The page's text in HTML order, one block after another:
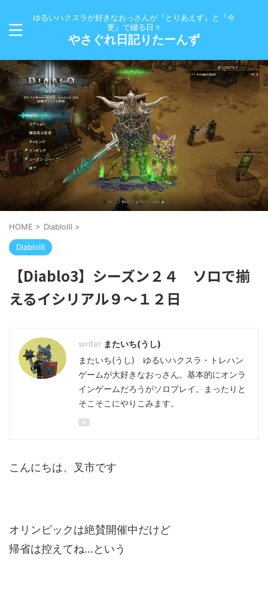
ゆるいハクスラが好きなおっさんが『とりあえず』と『今
更』で綴る日々
やさぐれ日記りたーんず
HOME > DiabloⅢ >
DiabloⅢ
【Diablo3】シーズン２４ ソロで揃
えるイシリアル９～１２日
またいち(うし)
またいち(うし) ゆるいハクスラ・トレハン
ゲームが大好きなおっさん。基本的にオンラ
インゲームだろうがソロプレイ。まったりと
そこそこにやりこみます。
こんにちは、叉市です
オリンピックは絶賛開催中だけど
帰省は控えてね…という